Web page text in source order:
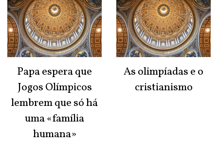
Papa espera que
Jogos Olímpicos
lembrem que só há
uma «família
humana»
As olimpíadas e o
cristianismo